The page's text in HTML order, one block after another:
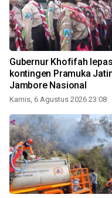
Gubernur Khofifah lepas
kontingen Pramuka
Jambore Nasional
Kamis, 6 Agustus 2026 23:08